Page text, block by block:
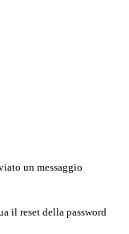
un messaggio
il reset della password